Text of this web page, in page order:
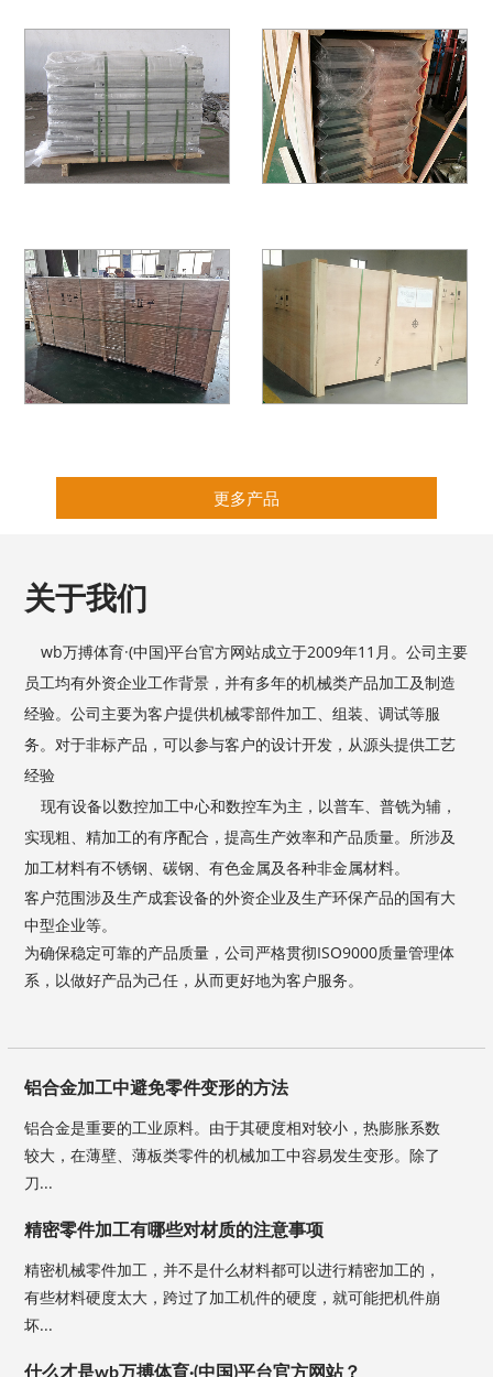
更多产品
关于我们
wb万搏体育·(中国)平台官方网站成立于2009年11月。公司主要
员工均有外资企业工作背景，并有多年的机械类产品加工及制造
经验。公司主要为客户提供机械零部件加工、组装、调试等服
务。对于非标产品，可以参与客户的设计开发，从源头提供工艺
经验
现有设备以数控加工中心和数控车为主，以普车、普铣为辅，
实现粗、精加工的有序配合，提高生产效率和产品质量。所涉及
加工材料有不锈钢、碳钢、有色金属及各种非金属材料。
客户范围涉及生产成套设备的外资企业及生产环保产品的国有大
中型企业等。
为确保稳定可靠的产品质量，公司严格贯彻ISO9000质量管理体
系，以做好产品为己任，从而更好地为客户服务。
铝合金加工中避免零件变形的方法
铝合金是重要的工业原料。由于其硬度相对较小，热膨胀系数
较大，在薄壁、薄板类零件的机械加工中容易发生变形。除了
刀...
精密零件加工有哪些对材质的注意事项
精密机械零件加工，并不是什么材料都可以进行精密加工的，
有些材料硬度太大，跨过了加工机件的硬度，就可能把机件崩
坏...
什么才是wb万搏体育·(中国)平台官方网站？